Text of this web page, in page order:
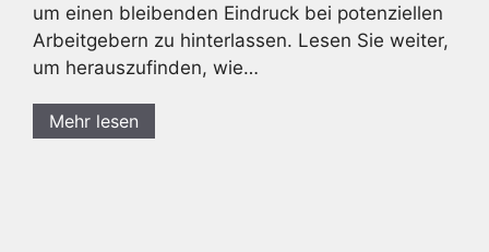
um einen bleibenden Eindruck bei potenziellen
Arbeitgebern zu hinterlassen. Lesen Sie weiter,
um herauszufinden, wie…
Mehr lesen